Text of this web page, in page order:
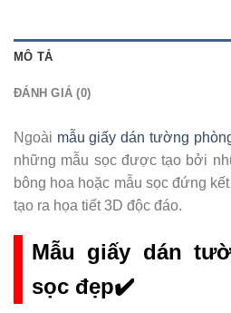
MÔ TẢ
ĐÁNH GIÁ (0)
Ngoài mẫu giấy dán tường
những mẫu sọc được tạo bởi
bông hoa hoặc mẫu sọc đứng
tạo ra họa tiết 3D độc đáo.
Mẫu giấy dán
sọc đẹp✔️